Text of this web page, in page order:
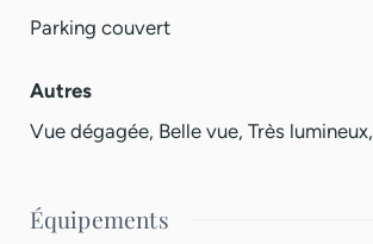
Parking couvert
Autres
Vue dégagée, Belle vue, Très
Équipements